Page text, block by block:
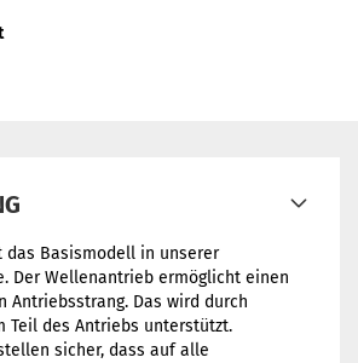
das Basismodell in unserer
Der Wellenantrieb ermöglicht einen
Antriebsstrang. Das wird durch
Teil des Antriebs unterstützt.
sicher, dass auf alle